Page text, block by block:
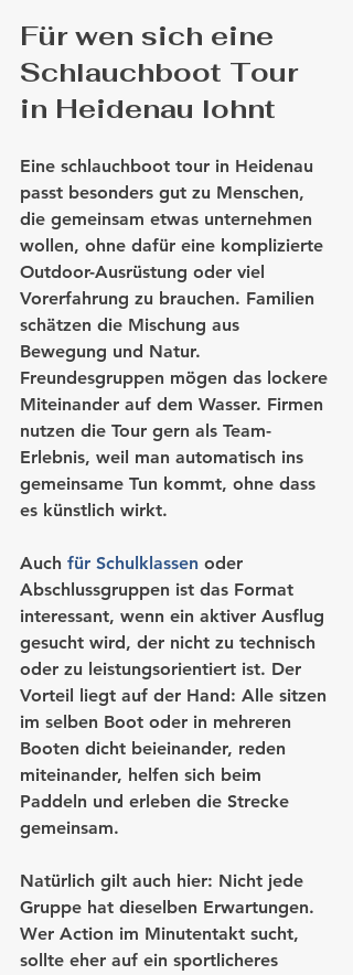
Für wen sich eine
Schlauchboot Tour
in Heidenau lohnt
Eine schlauchboot tour in Heidenau
passt besonders gut zu Menschen,
die gemeinsam etwas unternehmen
wollen, ohne dafür eine komplizierte
Outdoor-Ausrüstung oder viel
Vorerfahrung zu brauchen. Familien
schätzen die Mischung aus
Bewegung und Natur.
Freundesgruppen mögen das lockere
Miteinander auf dem Wasser. Firmen
nutzen die Tour gern als Team-
Erlebnis, weil man automatisch ins
gemeinsame Tun kommt, ohne dass
es künstlich wirkt.
Auch für Schulklassen oder
Abschlussgruppen ist das Format
interessant, wenn ein aktiver Ausflug
gesucht wird, der nicht zu technisch
oder zu leistungsorientiert ist. Der
Vorteil liegt auf der Hand: Alle sitzen
im selben Boot oder in mehreren
Booten dicht beieinander, reden
miteinander, helfen sich beim
Paddeln und erleben die Strecke
gemeinsam.
Natürlich gilt auch hier: Nicht jede
Gruppe hat dieselben Erwartungen.
Wer Action im Minutentakt sucht,
sollte eher auf ein sportlicheres